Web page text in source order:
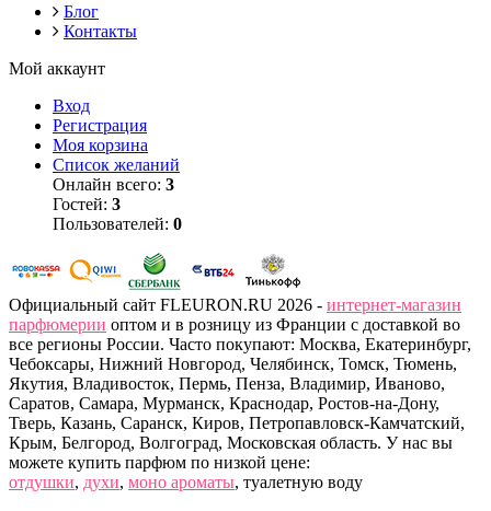
Блог
Контакты
Мой аккаунт
Вход
Регистрация
Моя корзина
Список желаний
Онлайн всего: 3
Гостей: 3
Пользователей: 0
Официальный сайт FLEURON.RU 2026 - интернет-магазин
парфюмерии оптом и в розницу из Франции с доставкой во
все регионы России. Часто покупают: Москва, Екатеринбург,
Чебоксары, Нижний Новгород, Челябинск, Томск, Тюмень,
Якутия, Владивосток, Пермь, Пенза, Владимир, Иваново,
Саратов, Самара, Мурманск, Краснодар, Ростов-на-Дону,
Тверь, Казань, Саранск, Киров, Петропавловск-Камчатский,
Крым, Белгород, Волгоград, Московская область. У нас вы
можете купить парфюм по низкой цене:
отдушки, духи, моно ароматы, туалетную воду